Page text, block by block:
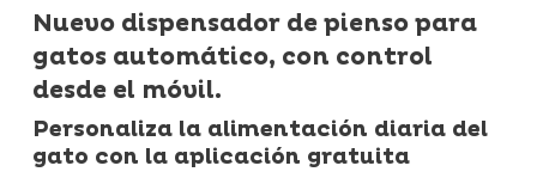
Nuevo dispensador de pienso para
gatos automático, con control
desde el móvil.
Personaliza la alimentación diaria del
gato con la aplicación gratuita